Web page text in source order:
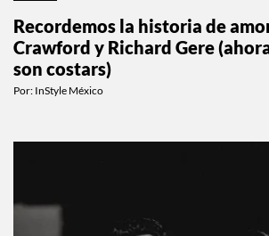
Recordemos la historia de
Crawford y Richard Gere
son costars)
Por: InStyle México